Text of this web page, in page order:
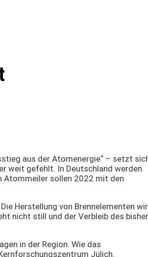
aus der Atomenergie“ – setzt
weit gefehlt. In Deutschland werden
Atommeiler sollen 2022 mit den
Herstellung von Brennelementen
nicht still und der Verbleib des bisher
in der Region. Wie das
Jülich.